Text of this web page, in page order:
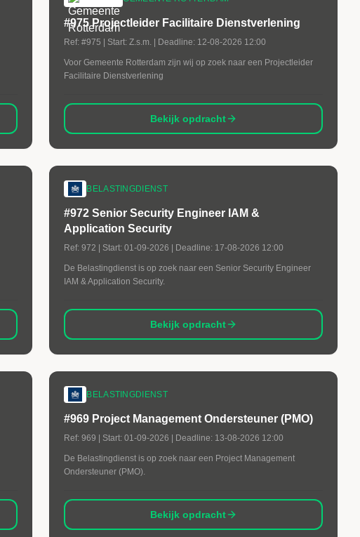
#975 Projectleider Facilitaire Dienstverlening
Ref:#975 | Start:Z.s.m. | Deadline: 12-08-2026 12:00
Voor Gemeente Rotterdam zijn wij op zoek naar een Projectleider
Facilitaire Dienstverlening
Bekijk opdracht
BELASTINGDIENST
#972 Senior Security Engineer IAM &
Application Security
Ref:972 | Start:01-09-2026 | Deadline: 17-08-2026 12:00
De Belastingdienst is op zoek naar een Senior Security Engineer
IAM & Application Security.
Bekijk opdracht
BELASTINGDIENST
#969 Project Management Ondersteuner (PMO)
Ref:969 | Start:01-09-2026 | Deadline: 13-08-2026 12:00
De Belastingdienst is op zoek naar een Project Management
Ondersteuner (PMO).
Bekijk opdracht